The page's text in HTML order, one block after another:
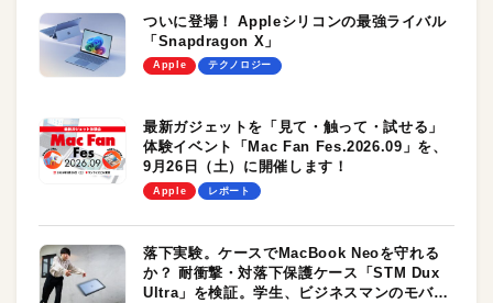
ついに登場！ Appleシリコンの最強ライバル
「Snapdragon X」
Apple テクノロジー
最新ガジェットを「見て・触って・試せる」
体験イベント「Mac Fan Fes.2026.09」を、
9月26日（土）に開催します！
Apple レポート
落下実験。ケースでMacBook Neoを守れる
か？ 耐衝撃・対落下保護ケース「STM Dux
Ultra」を検証。学生、ビジネスマンのモバイ